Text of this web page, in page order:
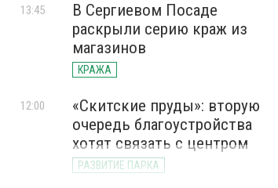
В Сергиевом Посаде
раскрыли серию краж из
магазинов
КРАЖА
13:45
«Скитские пруды»: вторую
очередь благоустройства
хотят связать с центром
РАЗВИТИЕ ПАРКА
12:00